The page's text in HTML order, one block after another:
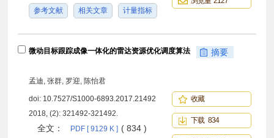
参考文献 相关文章 计量指标
微动目标跟踪成像一体化的雷达资源优化调度算法 摘要
孟迪, 张群, 罗迎, 陈怡君
doi: 10.7527/S1000-6893.2017.21492
2018, (2): 321492-321492.
全文： PDF [ 9129 K ] ( 834 )
收藏
下载 834